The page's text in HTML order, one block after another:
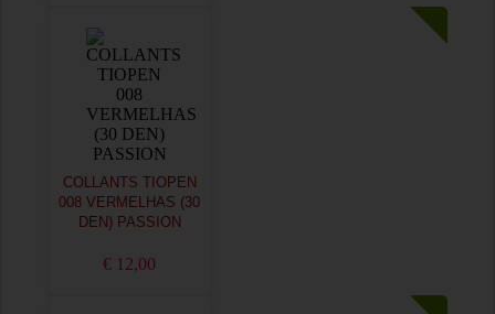
COLLANTS TIOPEN
008 VERMELHAS (30
DEN) PASSION
€ 12,00